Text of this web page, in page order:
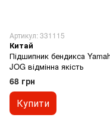
Артикул: 331115
Китай
Підшипник бендикса
JOG відмінна якість
68 грн
Купити